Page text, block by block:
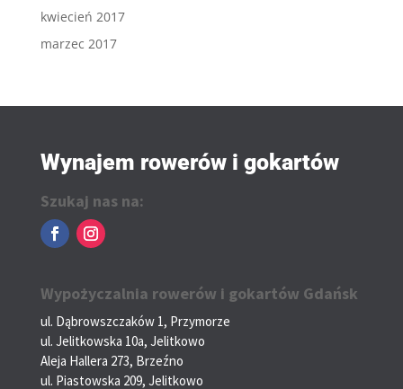
kwiecień 2017
marzec 2017
Wynajem rowerów i gokartów
Szukaj nas na:
Wypożyczalnia rowerów i gokartów Gdańsk
ul. Dąbrowszczaków 1, Przymorze
ul. Jelitkowska 10a, Jelitkowo
Aleja Hallera 273, Brzeźno
ul. Piastowska 209, Jelitkowo